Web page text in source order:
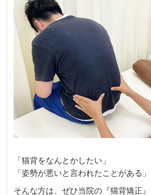
今後もよろしくお願いします。
さき
2 週間前
頭痛が酷いのと猫背がずっと
ですが、1回やるだけでも首周
勢もかなり良くなりました！
スタッフの方も明るく、活気が
境で施術してもらっています。
「猫背をなんとかしたい」
「姿勢が悪いと言われたことがある」
そんな方は、ぜひ当院の『猫背矯正